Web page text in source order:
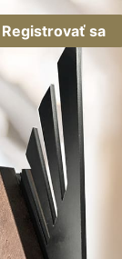
Registrovať sa